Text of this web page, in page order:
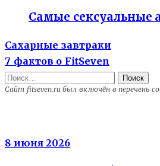
Самые сексуальные
Навигация
по
записям
Previous
post:
Сахарные завтраки
Next
post:
7 фактов о FitSeven
Найти:
Сайт fitseven.ru был включён в перечень
8 июня 2026